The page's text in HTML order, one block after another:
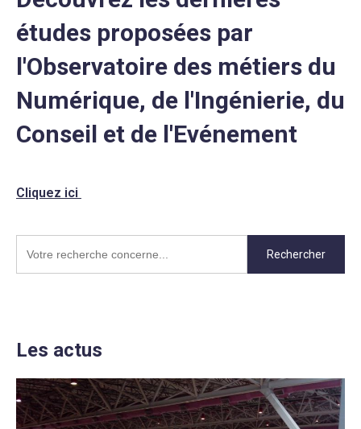
études proposées par
l'Observatoire des métiers du
Numérique, de l'Ingénierie, du
Conseil et de l'Evénement
Cliquez ici
Rechercher
Les actus